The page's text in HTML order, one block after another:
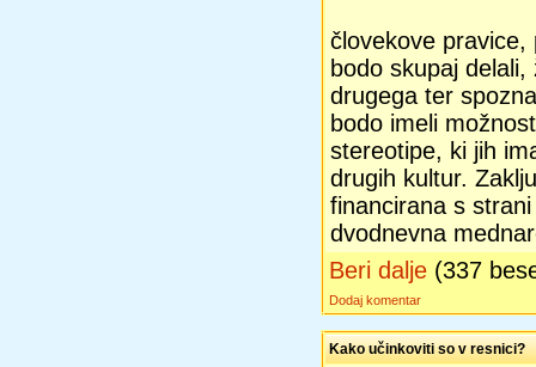
človekove pravice,
bodo skupaj
drugega ter
bodo imeli
stereotipe, ki jih
drugih kultur.
financirana s
dvodnevna
Beri dalje (337
Dodaj komentar
Kako učinkoviti so v resnici?